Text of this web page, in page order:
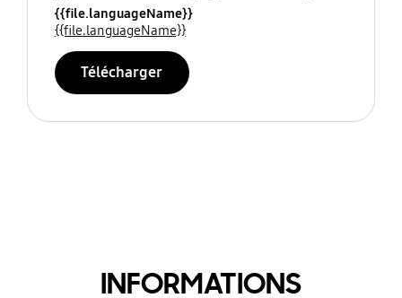
{{file.languageName}}
{{file.languageName}}
Télécharger
INFORMATIONS